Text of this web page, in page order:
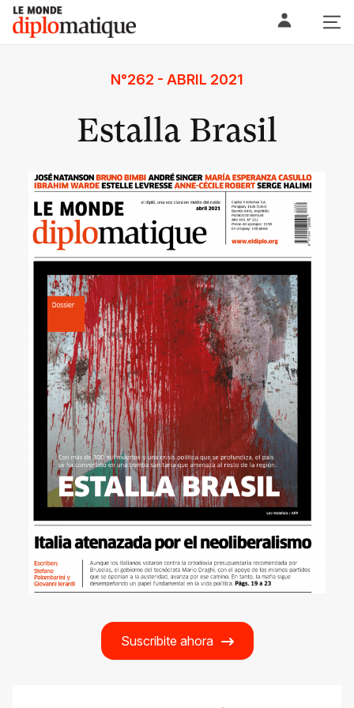
Skip
content
Le monde diplomatique
N°262 - ABRIL 2021
Estalla Brasil
Suscribite ahora